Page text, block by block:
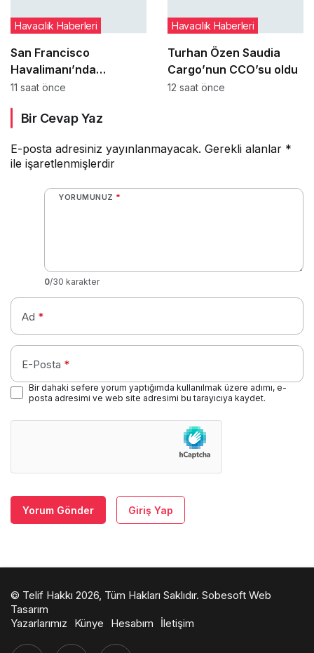
San Francisco
Havalimanı’nda
uçakların paralel
Ağustos’ta yeniden
Havacılık Haberleri
11 saat önce
Turhan Özen Saudia
Cargo’nun CCO’su oldu
Havacılık Haberleri
12 saat önce
Bir Cevap Yaz
E-posta adresiniz yayınlanmayacak. Gerekli alanlar *
ile işaretlenmişlerdir
YORUMUNUZ *
0/30 karakter
Ad *
E-Posta *
Bir dahaki sefere yorum yaptığımda kullanılmak üzere adımı, e-
posta adresimi ve web site adresimi bu tarayıcıya kaydet.
Yorum Gönder Giriş Yap
© Telif Hakkı 2026, Tüm Hakları Saklıdır. Sobesoft Web
Tasarım
Yazarlarımız
Künye Hesabım İletişim